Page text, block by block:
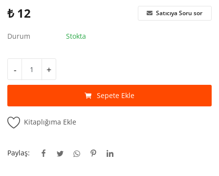
Diğer
Kitaplığım
Mağazalar
Blog
İletişim
TRY (₺)
₺ 12 Satıcıya Soru sor
Durum Stokta
- +
Sepete Ekle
Kitaplığıma Ekle
Paylaş: